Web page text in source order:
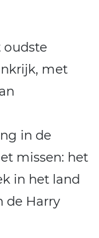
oudste
met
in de
missen: het
in het land
de Harry